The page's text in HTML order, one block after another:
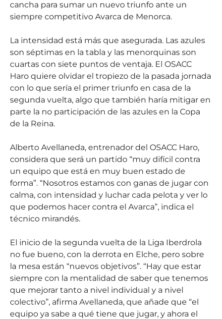
cancha para sumar un nuevo triunfo ante un
siempre competitivo Avarca de Menorca.
La intensidad está más que asegurada. Las azules
son séptimas en la tabla y las menorquinas son
cuartas con siete puntos de ventaja. El OSACC
Haro quiere olvidar el tropiezo de la pasada jornada
con lo que sería el primer triunfo en casa de la
segunda vuelta, algo que también haría mitigar en
parte la no participación de las azules en la Copa
de la Reina.
Alberto Avellaneda, entrenador del OSACC Haro,
considera que será un partido “muy difícil contra
un equipo que está en muy buen estado de
forma”. “Nosotros estamos con ganas de jugar con
calma, con intensidad y luchar cada pelota y ver lo
que podemos hacer contra el Avarca”, indica el
técnico mirandés.
El inicio de la segunda vuelta de la Liga Iberdrola
no fue bueno, con la derrota en Elche, pero sobre
la mesa están “nuevos objetivos”. “Hay que estar
siempre con la mentalidad de saber que tenemos
que mejorar tanto a nivel individual y a nivel
colectivo”, afirma Avellaneda, que añade que “el
equipo ya sabe a qué tiene que jugar, y ahora el